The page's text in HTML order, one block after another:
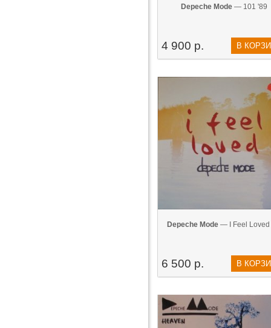
Depeche Mode — 101 '89
4 900 р. В
Depeche Mode — I Feel Loved
6 500 р. В